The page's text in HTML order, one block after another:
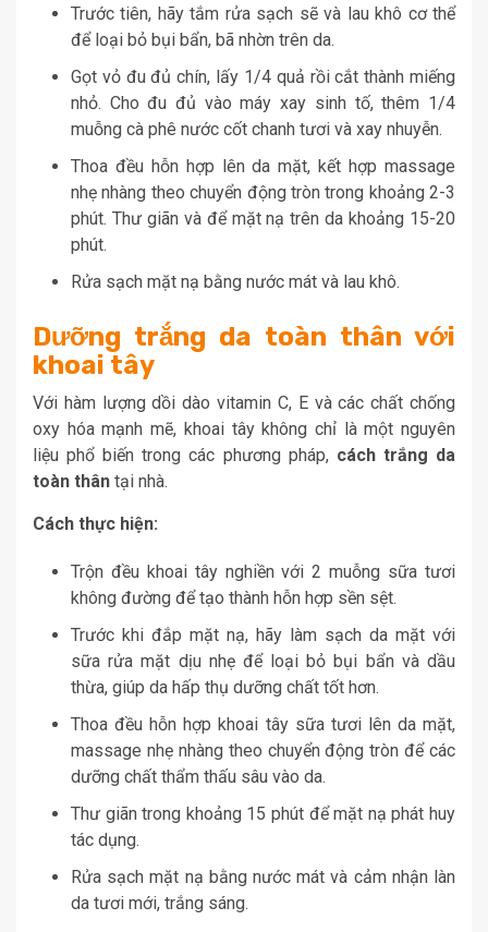
Trước tiên, hãy tắm rửa sạch sẽ và lau khô cơ thể
để loại bỏ bụi bẩn, bã nhờn trên da.
Gọt vỏ đu đủ chín, lấy 1/4 quả rồi cắt thành miếng
nhỏ. Cho đu đủ vào máy xay sinh tố, thêm 1/4
muỗng cà phê nước cốt chanh tươi và xay nhuyễn.
Thoa đều hỗn hợp lên da mặt, kết hợp massage
nhẹ nhàng theo chuyển động tròn trong khoảng 2-3
phút. Thư giãn và để mặt nạ trên da khoảng 15-20
phút.
Rửa sạch mặt nạ bằng nước mát và lau khô.
Dưỡng trắng da toàn thân với
khoai tây
Với hàm lượng dồi dào vitamin C, E và các chất chống
oxy hóa mạnh mẽ, khoai tây không chỉ là một nguyên
liệu phổ biến trong các phương pháp, cách trắng da
toàn thân tại nhà.
Cách thực hiện:
Trộn đều khoai tây nghiền với 2 muỗng sữa tươi
không đường để tạo thành hỗn hợp sền sệt.
Trước khi đắp mặt nạ, hãy làm sạch da mặt với
sữa rửa mặt dịu nhẹ để loại bỏ bụi bẩn và dầu
thừa, giúp da hấp thụ dưỡng chất tốt hơn.
Thoa đều hỗn hợp khoai tây sữa tươi lên da mặt,
massage nhẹ nhàng theo chuyển động tròn để các
dưỡng chất thẩm thấu sâu vào da.
Thư giãn trong khoảng 15 phút để mặt nạ phát huy
tác dụng.
Rửa sạch mặt nạ bằng nước mát và cảm nhận làn
da tươi mới, trắng sáng.